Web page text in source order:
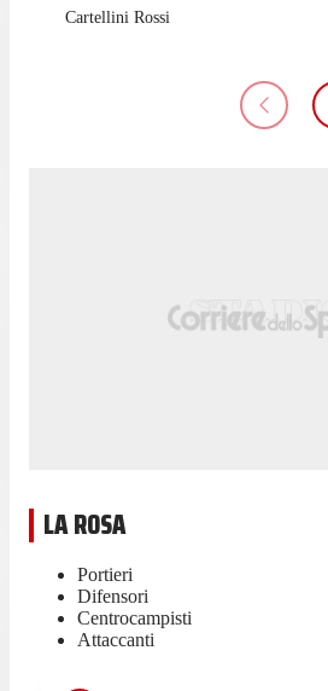
Cartellini Rossi
LA ROSA
Portieri
Difensori
Centrocampisti
Attaccanti